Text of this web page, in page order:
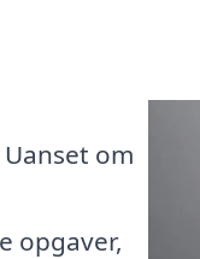
om
opgaver,